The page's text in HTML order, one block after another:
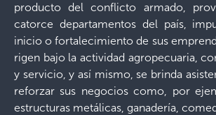
producto del conflicto armado,
catorce departamentos del país,
inicio o fortalecimiento de sus
rigen bajo la actividad agropecuaria,
y servicio, y así mismo, se brinda
reforzar sus negocios como, por
estructuras metálicas, ganadería,